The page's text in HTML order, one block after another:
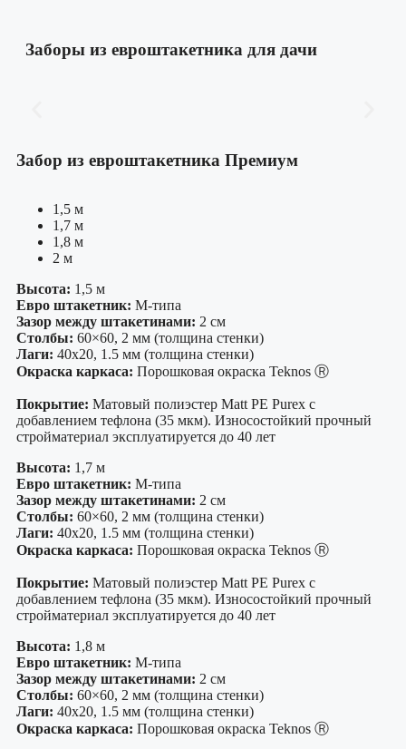
Заборы из евроштакетника для дачи
Забор из евроштакетника Премиум
1,5 м
1,7 м
1,8 м
2 м
Высота: 1,5 м
Евро штакетник: М-типа
Зазор между штакетинами: 2 см
Столбы: 60×60, 2 мм (толщина стенки)
Лаги: 40х20, 1.5 мм (толщина стенки)
Окраска каркаса: Порошковая окраска Teknos Ⓡ
Покрытие: Матовый полиэстер Matt PE Purex с
добавлением тефлона (35 мкм). Износостойкий прочный
стройматериал эксплуатируется до 40 лет
Высота: 1,7 м
Евро штакетник: М-типа
Зазор между штакетинами: 2 см
Столбы: 60×60, 2 мм (толщина стенки)
Лаги: 40х20, 1.5 мм (толщина стенки)
Окраска каркаса: Порошковая окраска Teknos Ⓡ
Покрытие: Матовый полиэстер Matt PE Purex с
добавлением тефлона (35 мкм). Износостойкий прочный
стройматериал эксплуатируется до 40 лет
Высота: 1,8 м
Евро штакетник: М-типа
Зазор между штакетинами: 2 см
Столбы: 60×60, 2 мм (толщина стенки)
Лаги: 40х20, 1.5 мм (толщина стенки)
Окраска каркаса: Порошковая окраска Teknos Ⓡ